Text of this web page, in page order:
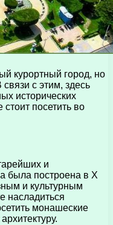
курортный город, но
с этим, здесь
исторических
посетить во
и
была построена в X
и культурным
насладиться
монашеские